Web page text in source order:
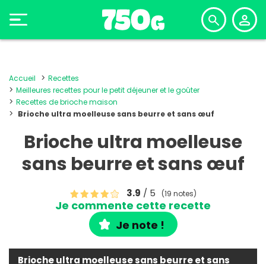
Accueil
Recettes
Meilleures recettes pour le petit déjeuner et le goûter
Recettes de brioche maison
Brioche ultra moelleuse sans beurre et sans œuf
Brioche ultra moelleuse
sans beurre et sans œuf
3.9 / 5 (19 notes)
Je commente cette recette
Je note !
Brioche ultra moelleuse sans beurre et sans